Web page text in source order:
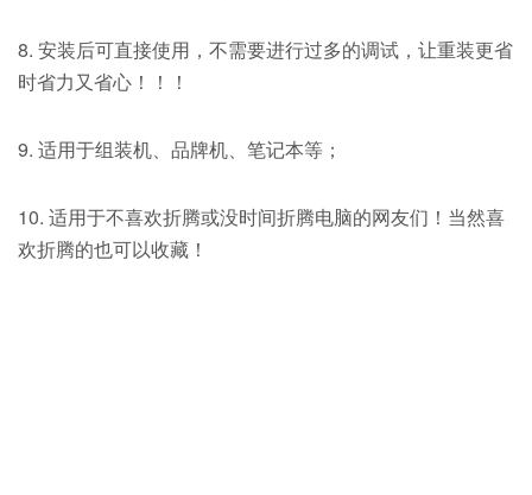
8. 安装后可直接使用，不需要进行过多的调试，让重装更省
时省力又省心！！！
9. 适用于组装机、品牌机、笔记本等；
10. 适用于不喜欢折腾或没时间折腾电脑的网友们！当然喜
欢折腾的也可以收藏！